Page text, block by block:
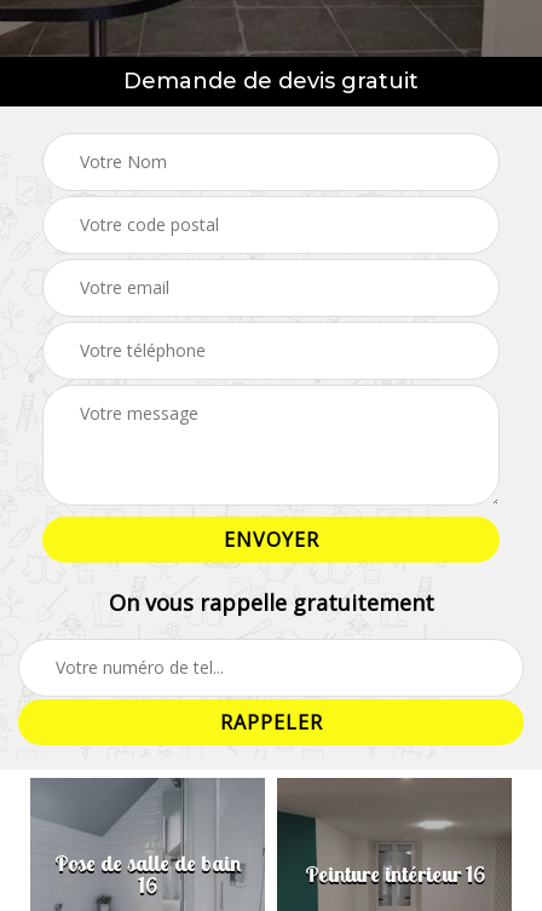
Demande de devis gratuit
On vous rappelle gratuitement
Pose de salle de bain
16 Peinture intérieur 16